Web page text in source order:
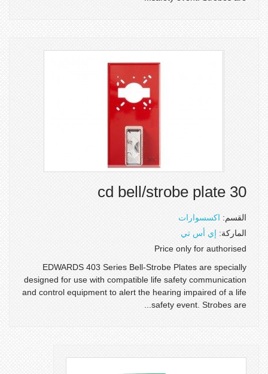
30 cd bell/strobe plate
القسم: اكسسوارات
الماركة: إي أس تي
Price only for authorised
EDWARDS 403 Series Bell-Strobe Plates are specially
designed for use with compatible life safety communication
and control equipment to alert the hearing impaired of a life
safety event. Strobes are...